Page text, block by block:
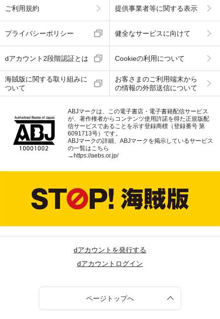
ご利用規約 提供事業者等に関する表示
プライバシーポリシー 健全なサービスに向けて
dアカウント2段階認証とは Cookieの利用について
海賊版に関する取り組みに
ついて
お客さまのご利用端末から
の情報の外部送信について
ABJマークは、この電子書店・電子書籍配信サービス
が、著作権者からコンテンツ使用許諾を得た正規版配
信サービスであることを示す登録商標（登録番号 第
6091713号）です。
ABJマークの詳細、ABJマークを掲示しているサービス
の一覧はこちら
→https://aebs.or.jp/
dアカウントを発行する
dアカウントログイン
ページトップへ